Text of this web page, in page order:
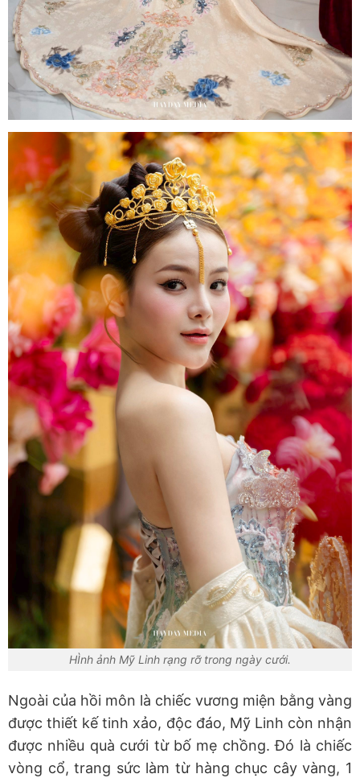
HÌnh ảnh Mỹ Linh rạng rỡ trong ngày cưới.
Ngoài của hồi môn là chiếc vương miện bằng vàng
được thiết kế tinh xảo, độc đáo, Mỹ Linh còn nhận
được nhiều quà cưới từ bố mẹ chồng. Đó là chiếc
vòng cổ, trang sức làm từ hàng chục cây vàng, 1